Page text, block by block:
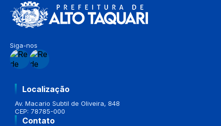
Siga-nos
Localização
Av. Macario Subtil de Oliveira, 848
CEP: 78785-000
Contato